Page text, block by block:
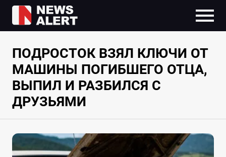
ПОДРОСТОК ВЗЯЛ КЛЮЧИ ОТ
МАШИНЫ ПОГИБШЕГО ОТЦА,
ВЫПИЛ И РАЗБИЛСЯ С
ДРУЗЬЯМИ